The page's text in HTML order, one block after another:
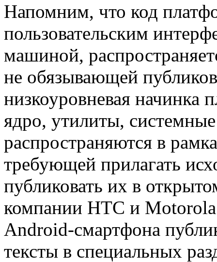
Напомним, что код
пользовательским
машиной,
не обязывающей
низкоуровневая
ядро, утилиты,
распространяются в
требующей прилагать
публиковать их в
компании HTC и
Android-смартфона
тексты в специальных